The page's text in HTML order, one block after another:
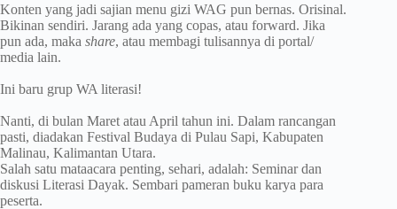
Konten yang jadi sajian menu gizi WAG pun bernas. Orisinal.
Bikinan sendiri. Jarang ada yang copas, atau forward. Jika
pun ada, maka share, atau membagi tulisannya di portal/
media lain.
Ini baru grup WA literasi!
Nanti, di bulan Maret atau April tahun ini. Dalam rancangan
pasti, diadakan Festival Budaya di Pulau Sapi, Kabupaten
Malinau, Kalimantan Utara.
Salah satu mataacara penting, sehari, adalah: Seminar dan
diskusi Literasi Dayak. Sembari pameran buku karya para
peserta.